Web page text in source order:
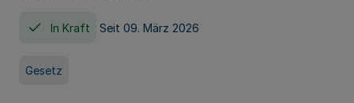
In Kraft Seit 09. März 2026
Gesetz